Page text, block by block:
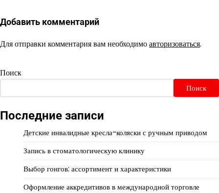
Добавить комментарий
Для отправки комментария вам необходимоавторизоваться.
Поиск
Поиск
Последние записи
Детские инвалидные кресла-коляски с ручным приводом
Запись в стоматологическую клинику
Выбор гонгов: ассортимент и характеристики
Оформление аккредитивов в международной торговле